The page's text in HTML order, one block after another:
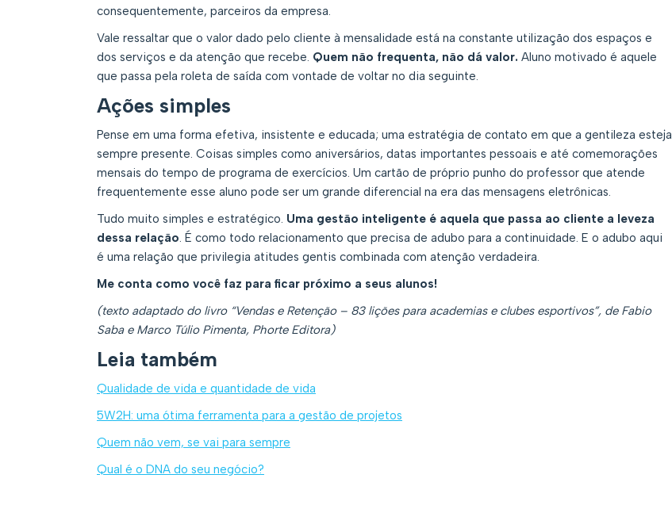
consequentemente, parceiros da empresa.
Vale ressaltar que o valor dado pelo cliente à mensalidade está na constante utilização dos espaços e
dos serviços e da atenção que recebe. Quem não frequenta, não dá valor. Aluno motivado é aquele
que passa pela roleta de saída com vontade de voltar no dia seguinte.
Ações simples
Pense em uma forma efetiva, insistente e educada; uma estratégia de contato em que a gentileza esteja
sempre presente. Coisas simples como aniversários, datas importantes pessoais e até comemorações
mensais do tempo de programa de exercícios. Um cartão de próprio punho do professor que atende
frequentemente esse aluno pode ser um grande diferencial na era das mensagens eletrônicas.
Tudo muito simples e estratégico. Uma gestão inteligente é aquela que passa ao cliente a leveza
dessa relação . É como todo relacionamento que precisa de adubo para a continuidade. E o adubo aqui
é uma relação que privilegia atitudes gentis combinada com atenção verdadeira.
Me conta como você faz para ficar próximo a seus alunos!
(texto adaptado do livro “Vendas e Retenção – 83 lições para academias e clubes esportivos”, de Fabio
Saba e Marco Túlio Pimenta, Phorte Editora)
Leia também
Qualidade de vida e quantidade de vida
5W2H: uma ótima ferramenta para a gestão de projetos
Quem não vem, se vai para sempre
Qual é o DNA do seu negócio?